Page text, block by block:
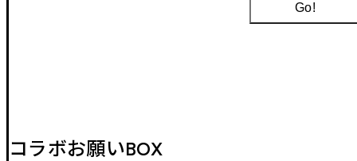
Go!
コラボお願いBOX